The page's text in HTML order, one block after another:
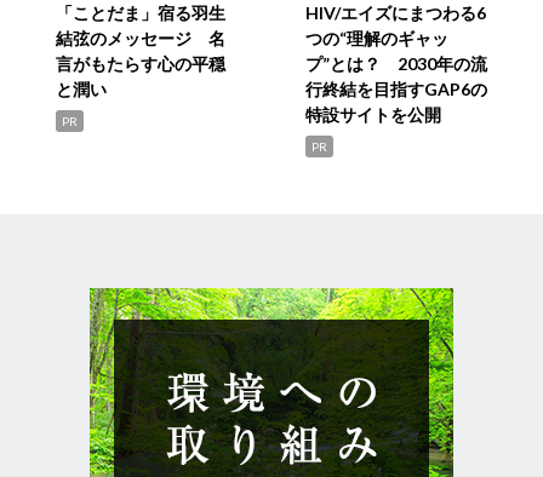
「ことだま」宿る羽生
結弦のメッセージ 名
言がもたらす心の平穏
と潤い
PR
HIV/エイズにまつわる6
つの“理解のギャッ
プ”とは？ 2030年の流
行終結を目指すGAP6の
特設サイトを公開
PR